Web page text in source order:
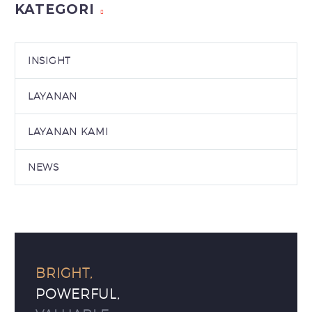
KATEGORI
INSIGHT
LAYANAN
LAYANAN KAMI
NEWS
BRIGHT,
POWERFUL,